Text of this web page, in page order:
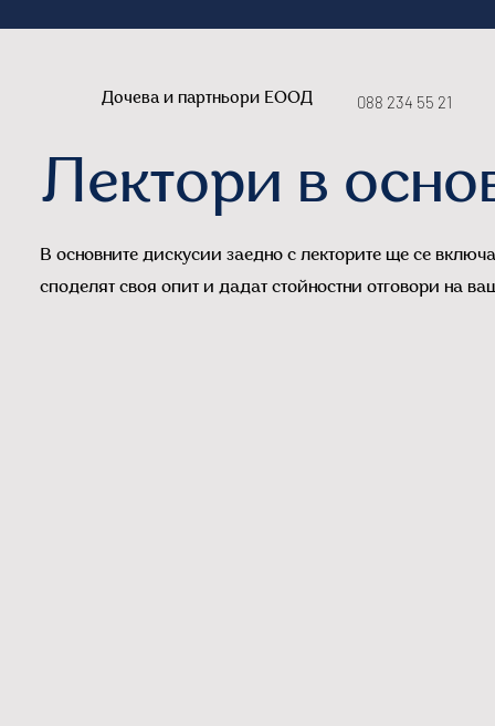
Дочева и партньори ЕООД 088 234 55 21
Лектори в
В основните дискусии заедно с лекторите ще се
споделят своя опит и дадат стойностни отговори на